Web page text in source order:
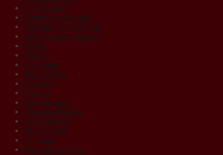
Lõi lọc nước
Combo khuyến mãi
Sản phẩm khuyến mãi
Máy lọc nước điện giải
Bếp từ
Hút mùi
Lò vi sóng
Máy rửa bát
Chậu rửa
Vòi rửa
Máy lọc nước
Phụ kiện nhà bếp
Cây nóng lạnh
Đồ gia dụng
Lò nướng
Máy sấy quần áo